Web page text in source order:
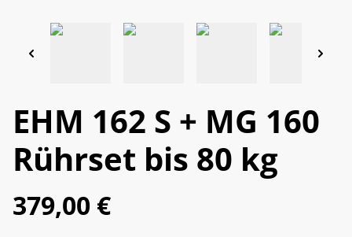
EHM 162 S + MG 160
Rührset bis 80 kg
379,00 €